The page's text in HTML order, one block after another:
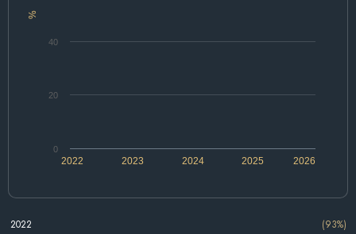
%
2022 2024 2026
2023 2025
0
20
40
2022
(93%)